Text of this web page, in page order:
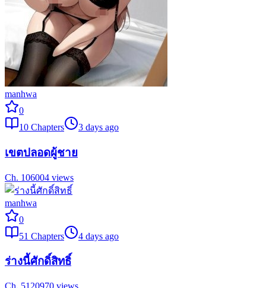
manhwa
0
10 Chapters 3 days ago
เขตปลอดผู้ชาย
Ch. 106004 views
manhwa
0
51 Chapters 4 days ago
ร่างนี้ศักดิ์สิทธิ์
Ch. 51 20970 views